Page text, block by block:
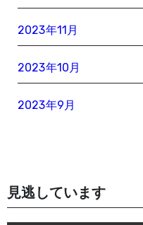
2023年11月
2023年10月
2023年9月
見逃しています